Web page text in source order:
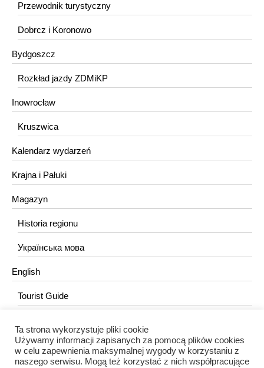
Przewodnik turystyczny
Dobrcz i Koronowo
Bydgoszcz
Rozkład jazdy ZDMiKP
Inowrocław
Kruszwica
Kalendarz wydarzeń
Krajna i Pałuki
Magazyn
Historia regionu
Українська мова
English
Tourist Guide
KONTAKT
redakcja@portalkujawski.pl
Ta strona wykorzystuje pliki cookie
Używamy informacji zapisanych za pomocą plików cookies
w celu zapewnienia maksymalnej wygody w korzystaniu z
naszego serwisu. Mogą też korzystać z nich współpracujące